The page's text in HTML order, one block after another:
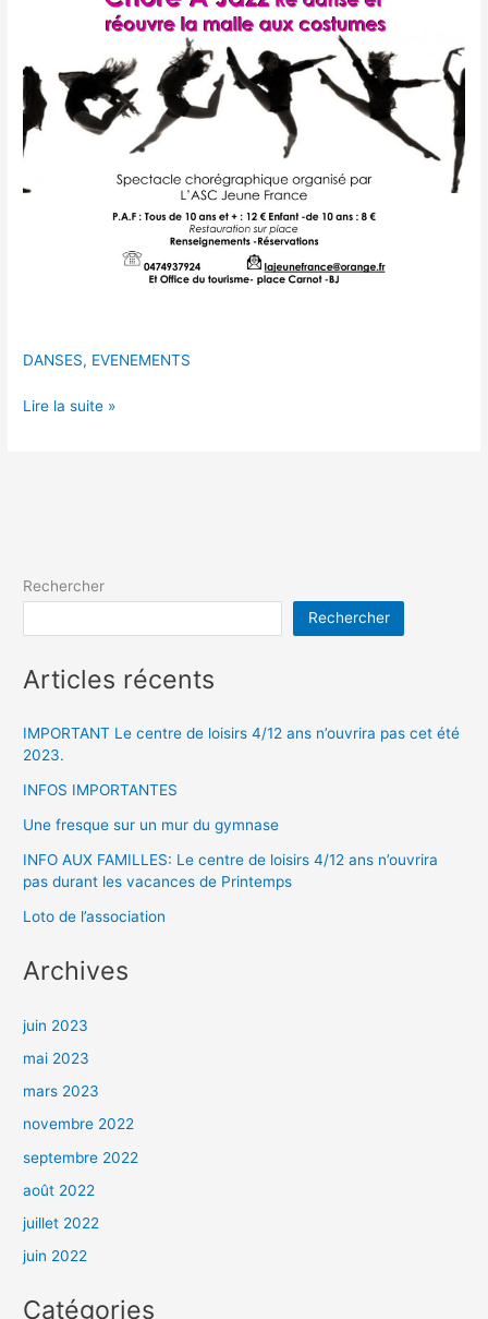
DANSES, EVENEMENTS
Lire la suite »
Rechercher
Rechercher
Articles récents
IMPORTANT Le centre de loisirs 4/12 ans n’ouvrira pas cet été
2023.
INFOS IMPORTANTES
Une fresque sur un mur du gymnase
INFO AUX FAMILLES: Le centre de loisirs 4/12 ans n’ouvrira
pas durant les vacances de Printemps
Loto de l’association
Archives
juin 2023
mai 2023
mars 2023
novembre 2022
septembre 2022
août 2022
juillet 2022
juin 2022
Catégories